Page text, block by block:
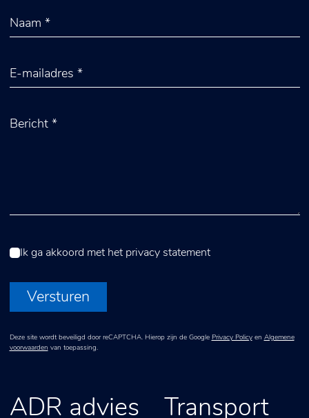
Ik ga akkoord met het privacy statement
Versturen
Deze site wordt beveiligd door reCAPTCHA. Hierop zijn de Google Privacy Policyen Algemene
voorwaarden van toepassing.
ADR advies
Transport